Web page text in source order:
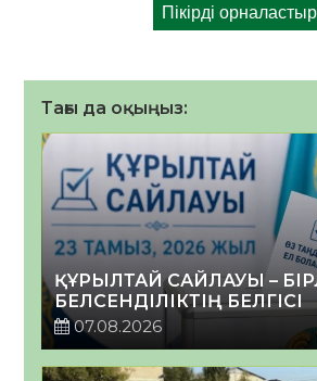
Тағы да оқыңыз:
ҚҰРЫЛТАЙ САЙЛАУЫ –
БЕЛСЕНДІЛІКТІҢ БЕЛГІСІ
07.08.2026